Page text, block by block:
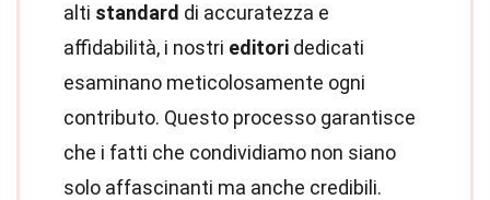
alti standard di accuratezza e
affidabilità, i nostri editori dedicati
esaminano meticolosamente ogni
contributo. Questo processo garantisce
che i fatti che condividiamo non siano
solo affascinanti ma anche credibili.